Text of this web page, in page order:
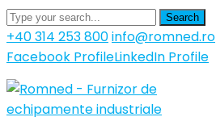
Search
+40 314 253 800info@romned.ro
Facebook ProfileLinkedIn Profile